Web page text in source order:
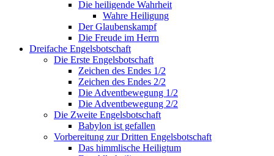
Die heiligende Wahrheit
Wahre Heiligung
Der Glaubenskampf
Die Freude im Herrn
Dreifache Engelsbotschaft
Die Erste Engelsbotschaft
Zeichen des Endes 1/2
Zeichen des Endes 2/2
Die Adventbewegung 1/2
Die Adventbewegung 2/2
Die Zweite Engelsbotschaft
Babylon ist gefallen
Vorbereitung zur Dritten Engelsbotschaft
Das himmlische Heiligtum